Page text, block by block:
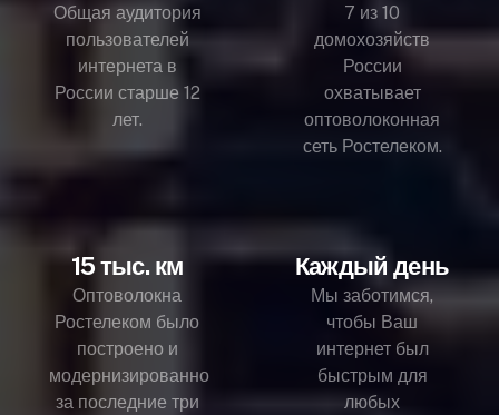
Общая аудитория
пользователей
интернета в
России старше 12
лет.
7 из 10
домохозяйств
России
охватывает
оптоволоконная
сеть Ростелеком.
15 тыс. км
Оптоволокна
Ростелеком было
построено и
модернизированно
за последние три
Каждый день
Мы заботимся,
чтобы Ваш
интернет был
быстрым для
любых